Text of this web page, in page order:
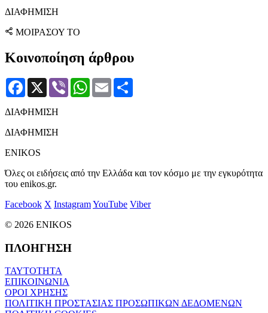
ΔΙΑΦΗΜΙΣΗ
ΜΟΙΡΑΣΟΥ ΤΟ
Κοινοποίηση άρθρου
Facebook
X Viber WhatsApp
Email
ΔΙΑΦΗΜΙΣΗ
ΔΙΑΦΗΜΙΣΗ
ENIKOS
Όλες οι ειδήσεις από την Ελλάδα και τον κόσμο με την εγκυρότητα
του enikos.gr.
Facebook X InstagramYouTube Viber
© 2026 ENIKOS
ΠΛΟΗΓΗΣΗ
ΤΑΥΤΟΤΗΤΑ
ΕΠΙΚΟΙΝΩΝΙΑ
ΟΡΟΙ ΧΡΗΣΗΣ
ΠΟΛΙΤΙΚΗ ΠΡΟΣΤΑΣΙΑΣ ΠΡΟΣΩΠΙΚΩΝ ΔΕΔΟΜΕΝΩΝ